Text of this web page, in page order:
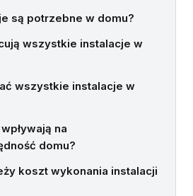
są potrzebne w domu?
wszystkie instalacje w
wszystkie instalacje w
na
domu?
koszt wykonania instalacji